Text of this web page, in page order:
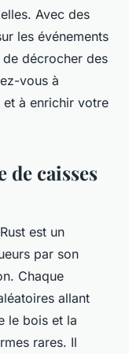
Avec des
les événements
décrocher des
vous à
à enrichir votre
caisses
est un
par son
Chaque
allant
le bois et la
rares. Il